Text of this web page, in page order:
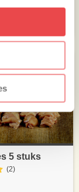
5 stuks
(2)